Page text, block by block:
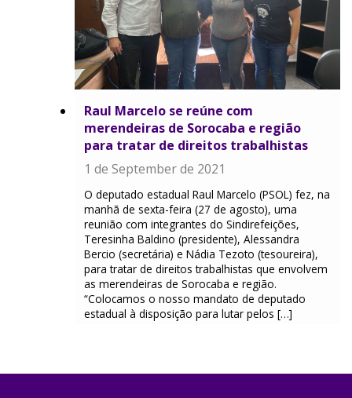
Raul Marcelo se reúne com
merendeiras de Sorocaba e região
para tratar de direitos trabalhistas
1 de September de 2021
O deputado estadual Raul Marcelo (PSOL) fez, na
manhã de sexta-feira (27 de agosto), uma
reunião com integrantes do Sindirefeições,
Teresinha Baldino (presidente), Alessandra
Bercio (secretária) e Nádia Tezoto (tesoureira),
para tratar de direitos trabalhistas que envolvem
as merendeiras de Sorocaba e região.
“Colocamos o nosso mandato de deputado
estadual à disposição para lutar pelos […]